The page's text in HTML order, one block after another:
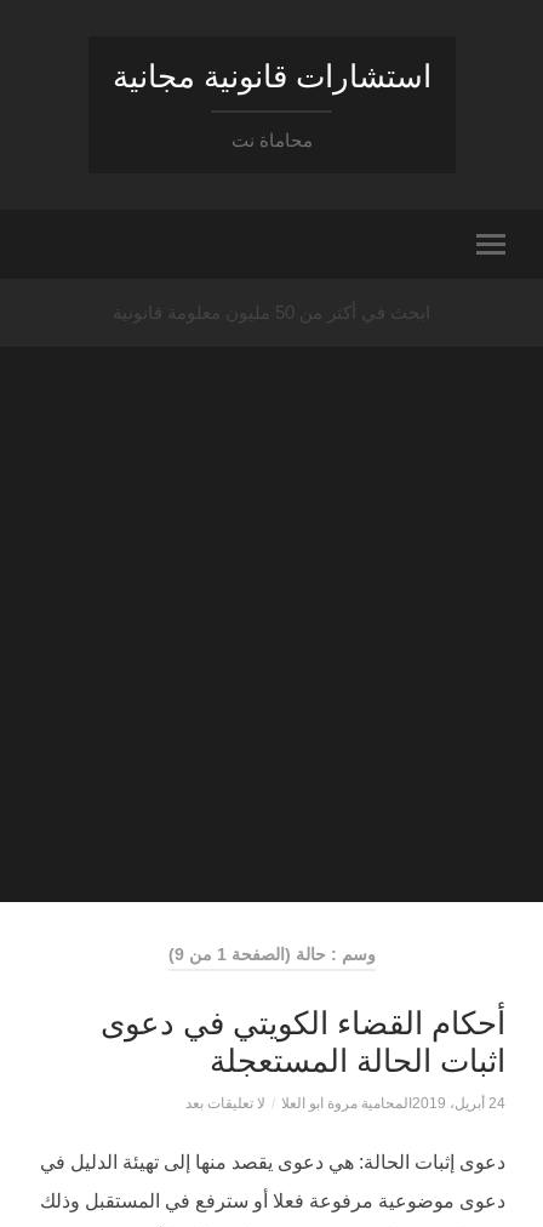
استشارات قانونية مجانية
محاماة نت
ابحث في أكثر من 50 مليون معلومة قانونية
وسم : حالة (الصفحة 1 من 9)
أحكام القضاء الكويتي في دعوى
اثبات الحالة المستعجلة
24 أبريل، 2019 المحامية مروة ابو العلا / لا تعليقات بعد
دعوى إثبات الحالة: هي دعوى يقصد منها إلى تهيئة الدليل في
دعوى موضوعية مرفوعة فعلا أو سترفع في المستقبل وذلك